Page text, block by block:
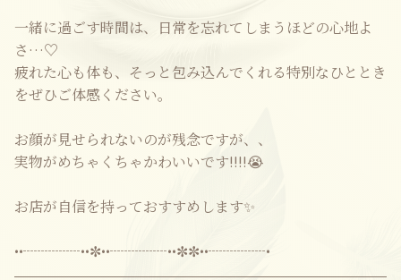
一緒に過ごす時間は、日常を忘れてしまうほどの心地よ
さ…♡
疲れた心も体も、そっと包み込んでくれる特別なひととき
をぜひご体感ください。
お顔が見せられないのが残念ですが、、
実物がめちゃくちゃかわいいです‼️‼️😭
お店が自信を持っておすすめします✨
••┈┈┈┈••✼••┈┈┈┈••✼✼••┈┈┈┈•